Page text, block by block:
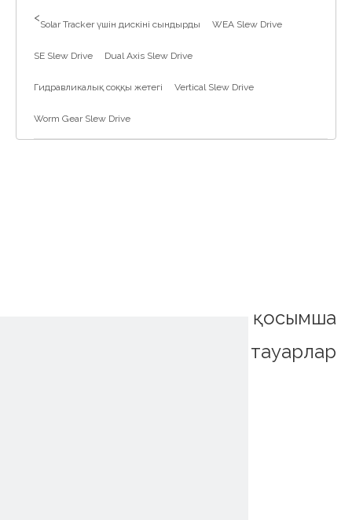
>
Solar Tracker үшін дискіні сындырды WEA Slew Drive
SE Slew Drive Dual Axis Slew Drive
Гидравликалық соққы жетегі Vertical Slew Drive
Worm Gear Slew Drive
қосымша
тауарлар